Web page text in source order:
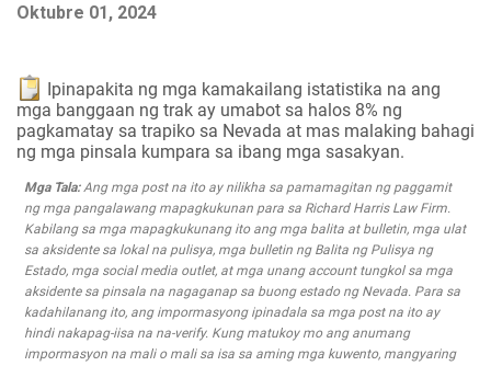
Oktubre 01, 2024
Ipinapakita ng mga kamakailang istatistika na ang
mga banggaan ng trak ay umabot sa halos 8% ng
pagkamatay sa trapiko sa Nevada at mas malaking bahagi
ng mga pinsala kumpara sa ibang mga sasakyan.
Mga Tala:Ang mga post na ito ay nilikha sa pamamagitan ng paggamit
ng mga pangalawang mapagkukunan para sa Richard Harris Law Firm.
Kabilang sa mga mapagkukunang ito ang mga balita at bulletin, mga ulat
sa aksidente sa lokal na pulisya, mga bulletin ng Balita ng Pulisya ng
Estado, mga social media outlet, at mga unang account tungkol sa mga
aksidente sa pinsala na nagaganap sa buong estado ng Nevada. Para sa
kadahilanang ito, ang impormasyong ipinadala sa mga post na ito ay
hindi nakapag-iisa na na-verify. Kung matukoy mo ang anumang
impormasyon na mali o mali sa isa sa aming mga kuwento, mangyaring